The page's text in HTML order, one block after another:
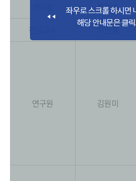
최정숙
전담교수
차연홍
연구원 김원미